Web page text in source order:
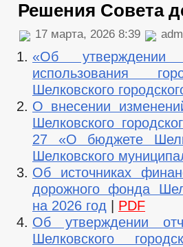
Решения Совета
17 марта, 2026 8:39
«Об
использования
Шелковского
О внесении
Шелковского
27 «О бюджете
Шелковского
Об источниках
дорожного фонда
на 2026 год
PDF
Об утверждении
Шелковского